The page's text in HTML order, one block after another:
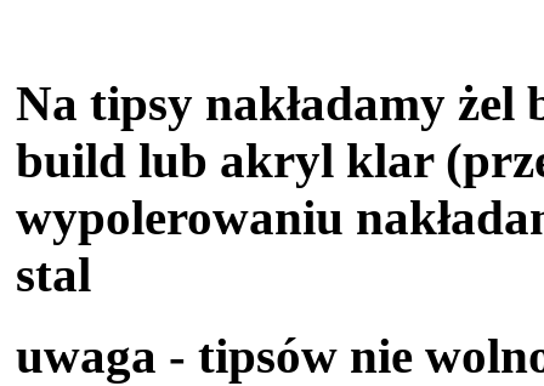
Na tipsy nakładamy żel
build lub akryl klar
wypolerowaniu
stal
uwaga - tipsów nie